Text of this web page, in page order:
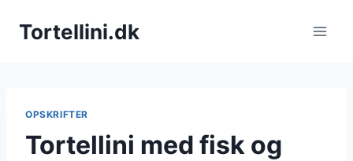
Tortellini.dk
OPSKRIFTER
Tortellini med fisk og